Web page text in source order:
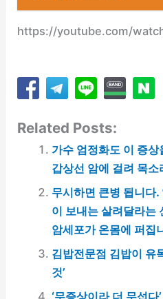
https://youtube.com/
Related Posts:
가수 엄정화도 이 증
갑상선 암에 걸려 목
무시하면 큰병 됩니다
이 보내는 살려달라는
암세포가 온몸에 퍼집
김밥전문점 김밥이 유
것’
‘무증상이라 더 무섭